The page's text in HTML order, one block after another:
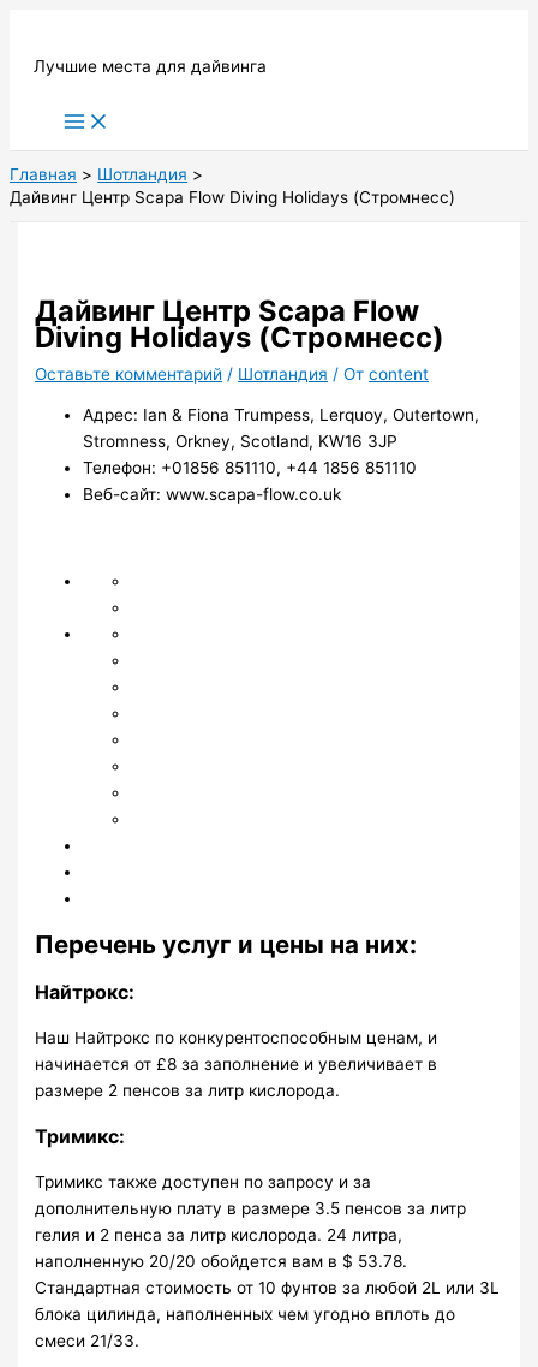
содержимому
Лучшие места для дайвинга
Main
Menu
Главная
Шотландия
Дайвинг Центр Scapa Flow Diving Holidays (Стромнесс)
Дайвинг Центр Scapa Flow
Diving Holidays (Стромнесс)
Оставьте комментарий / Шотландия / Отcontent
Адрес: Ian & Fiona Trumpess, Lerquoy, Outertown,
Stromness, Orkney, Scotland, KW16 3JP
Телефон: +01856 851110, +44 1856 851110
Веб-сайт: www.scapa-flow.co.uk
Перечень услуг и цены на них:
Найтрокс:
Наш Найтрокс по конкурентоспособным ценам, и
начинается от £8 за заполнение и увеличивает в
размере 2 пенсов за литр кислорода.
Тримикс:
Тримикс также доступен по запросу и за
дополнительную плату в размере 3.5 пенсов за литр
гелия и 2 пенса за литр кислорода. 24 литра,
наполненную 20/20 обойдется вам в $ 53.78.
Стандартная стоимость от 10 фунтов за любой 2L или 3L
блока цилинда, наполненных чем угодно вплоть до
смеси 21/33.